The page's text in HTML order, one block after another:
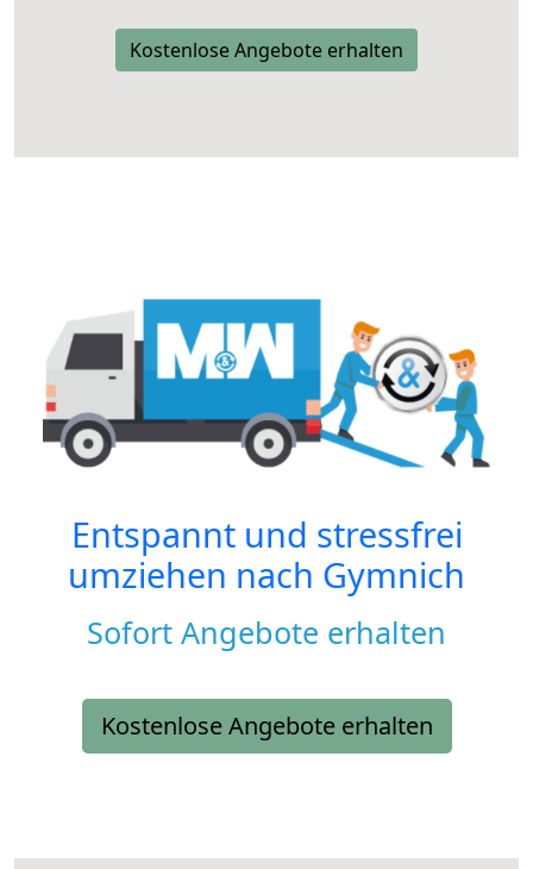
Kostenlose Angebote erhalten
Entspannt und stressfrei
umziehen nach Gymnich
Sofort Angebote erhalten
Kostenlose Angebote erhalten